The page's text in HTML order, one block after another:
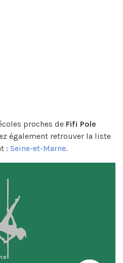
proches de Fifi Pole
également retrouver la liste
: Seine-et-Marne.